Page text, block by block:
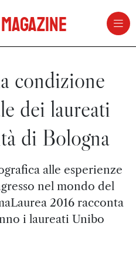
Magazine
condizione
dei laureati
di Bologna
alle esperienze
nel mondo del
2016 racconta
i laureati Unibo